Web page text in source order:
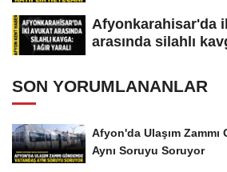
Afyonkarahisar'da
arasında silahlı
SON YORUMLANANLAR
Afyon'da Ulaşım
Aynı Soruyu Soruyor